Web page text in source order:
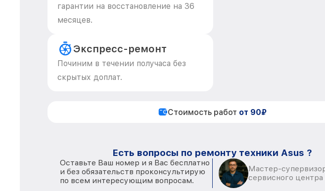
гарантии на восстановление на 36
месяцев.
Экспресс-ремонт
Починим в течении получаса без
скрытых доплат.
Стоимость работ от 90₽
Есть вопросы по ремонту техники Asus ?
Оставьте Ваш номер и я Вас бесплатно
и без обязательств проконсультирую
по всем интересующим вопросам.
Мастер-
сервисного центра